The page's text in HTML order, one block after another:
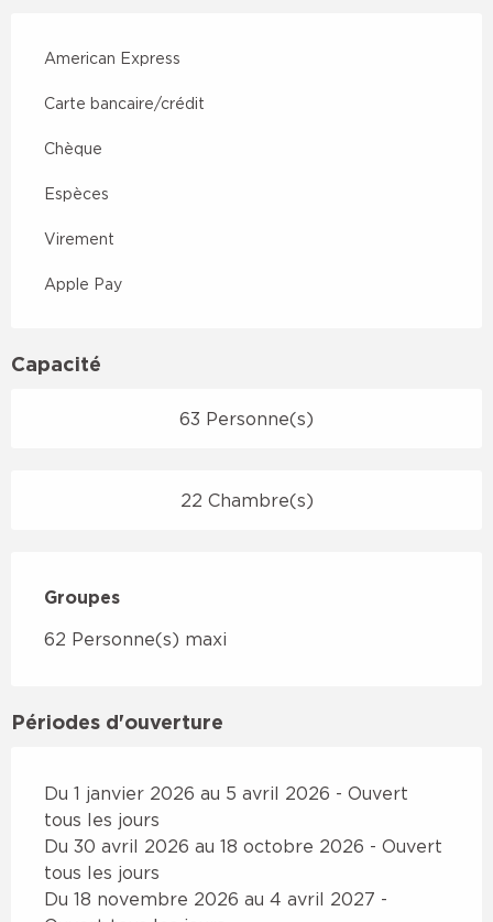
American Express
Carte bancaire/crédit
Chèque
Espèces
Virement
Apple Pay
Capacité
63 Personne(s)
22 Chambre(s)
Groupes
Groupes
62 Personne(s) maxi
Périodes d'ouverture
Du 1 janvier 2026 au 5 avril 2026 - Ouvert
tous les jours
Du 30 avril 2026 au 18 octobre 2026 - Ouvert
tous les jours
Du 18 novembre 2026 au 4 avril 2027 -